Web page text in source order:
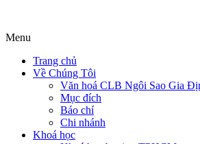
Menu
Trang chủ
Về Chúng Tôi
Văn hoá CLB Ngôi Sao Gia
Mục đích
Báo chí
Chi nhánh
Khoá học